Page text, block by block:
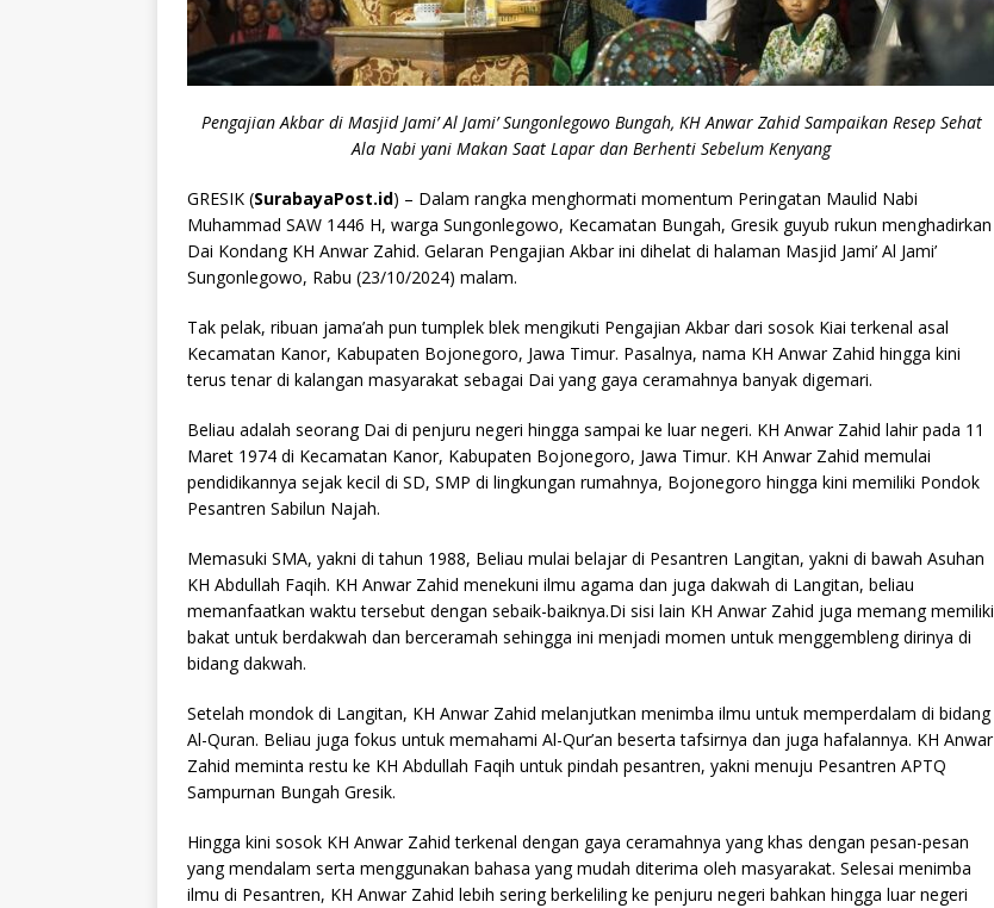
Pengajian Akbar di Masjid Jami’ Al Jami’ Sungonlegowo Bungah, KH Anwar Zahid Sampaikan Resep Sehat
Ala Nabi yani Makan Saat Lapar dan Berhenti Sebelum Kenyang
GRESIK (SurabayaPost.id) – Dalam rangka menghormati momentum Peringatan Maulid Nabi
Muhammad SAW 1446 H, warga Sungonlegowo, Kecamatan Bungah, Gresik guyub rukun menghadirkan
Dai Kondang KH Anwar Zahid. Gelaran Pengajian Akbar ini dihelat di halaman Masjid Jami’ Al Jami’
Sungonlegowo, Rabu (23/10/2024) malam.
Tak pelak, ribuan jama’ah pun tumplek blek mengikuti Pengajian Akbar dari sosok Kiai terkenal asal
Kecamatan Kanor, Kabupaten Bojonegoro, Jawa Timur. Pasalnya, nama KH Anwar Zahid hingga kini
terus tenar di kalangan masyarakat sebagai Dai yang gaya ceramahnya banyak digemari.
Beliau adalah seorang Dai di penjuru negeri hingga sampai ke luar negeri. KH Anwar Zahid lahir pada 11
Maret 1974 di Kecamatan Kanor, Kabupaten Bojonegoro, Jawa Timur. KH Anwar Zahid memulai
pendidikannya sejak kecil di SD, SMP di lingkungan rumahnya, Bojonegoro hingga kini memiliki Pondok
Pesantren Sabilun Najah.
Memasuki SMA, yakni di tahun 1988, Beliau mulai belajar di Pesantren Langitan, yakni di bawah Asuhan
KH Abdullah Faqih. KH Anwar Zahid menekuni ilmu agama dan juga dakwah di Langitan, beliau
memanfaatkan waktu tersebut dengan sebaik-baiknya.Di sisi lain KH Anwar Zahid juga memang memiliki
bakat untuk berdakwah dan berceramah sehingga ini menjadi momen untuk menggembleng dirinya di
bidang dakwah.
Setelah mondok di Langitan, KH Anwar Zahid melanjutkan menimba ilmu untuk memperdalam di bidang
Al-Quran. Beliau juga fokus untuk memahami Al-Qur’an beserta tafsirnya dan juga hafalannya. KH Anwar
Zahid meminta restu ke KH Abdullah Faqih untuk pindah pesantren, yakni menuju Pesantren APTQ
Sampurnan Bungah Gresik.
Hingga kini sosok KH Anwar Zahid terkenal dengan gaya ceramahnya yang khas dengan pesan-pesan
yang mendalam serta menggunakan bahasa yang mudah diterima oleh masyarakat. Selesai menimba
ilmu di Pesantren, KH Anwar Zahid lebih sering berkeliling ke penjuru negeri bahkan hingga luar negeri